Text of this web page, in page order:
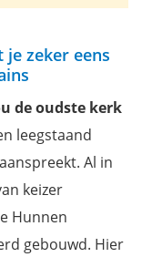
je zeker eens
de oudste kerk
leegstaand
Al in
keizer
Hunnen
gebouwd. Hier